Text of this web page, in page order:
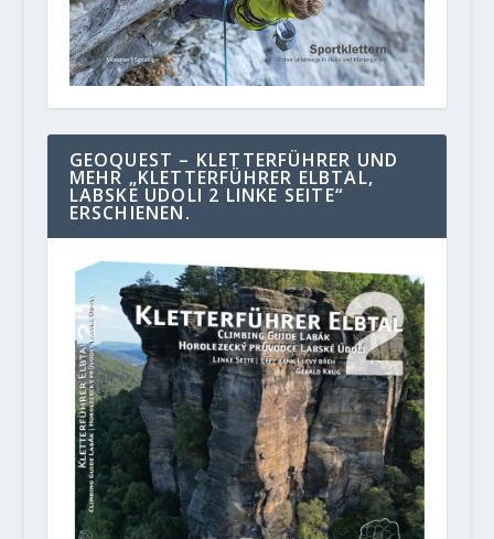
GEOQUEST – KLETTERFÜHRER UND
MEHR „KLETTERFÜHRER ELBTAL,
LABSKE UDOLI 2 LINKE SEITE“
ERSCHIENEN.